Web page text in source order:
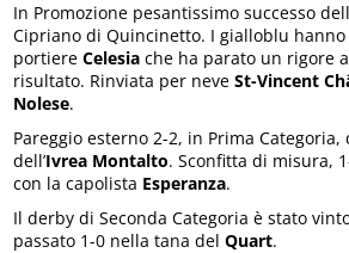
In Promozione pesantissimo successo
Cipriano di Quincinetto. I gialloblu
portiereCelesia che ha parato un rigore
risultato. Rinviata per neveSt-Vincent
Nolese.
Pareggio esterno 2-2, in Prima Categoria,
dell’Ivrea Montalto. Sconfitta di misura,
con la capolista Esperanza.
Il derby di Seconda Categoria è stato
passato 1-0 nella tana delQuart.